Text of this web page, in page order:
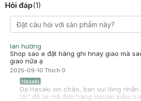
Hỏi đáp(1)
lan hương
Shop sao e đặt hàng ghi hnay giao mà
giao nữa ạ
2025-09-10 Thích 0
Hasaki
Dạ Hasaki xin chào, bạn vui lòng
tôi" để lại mã đơn hàng Hasaki kiểm